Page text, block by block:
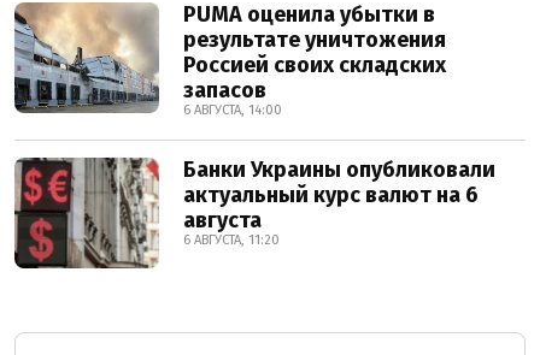
PUMA оценила убытки в
результате уничтожения
Россией своих складских
запасов
6 АВГУСТА, 14:00
Банки Украины опубликовали
актуальный курс валют на 6
августа
6 АВГУСТА, 11:20